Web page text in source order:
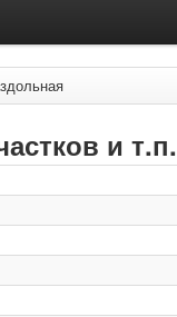
и т.п.